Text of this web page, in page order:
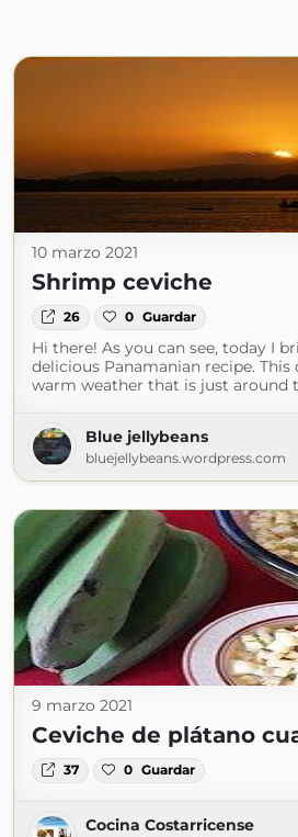
10 marzo 2021
Shrimp ceviche
26 0 Guardar
Hi there! As you can see, today I
delicious Panamanian recipe.
warm weather that is just around
Blue jellybeans
bluejellybeans.wordpress.com
9 marzo 2021
Ceviche de plátano
37 0 Guardar
Cocina Costarricense